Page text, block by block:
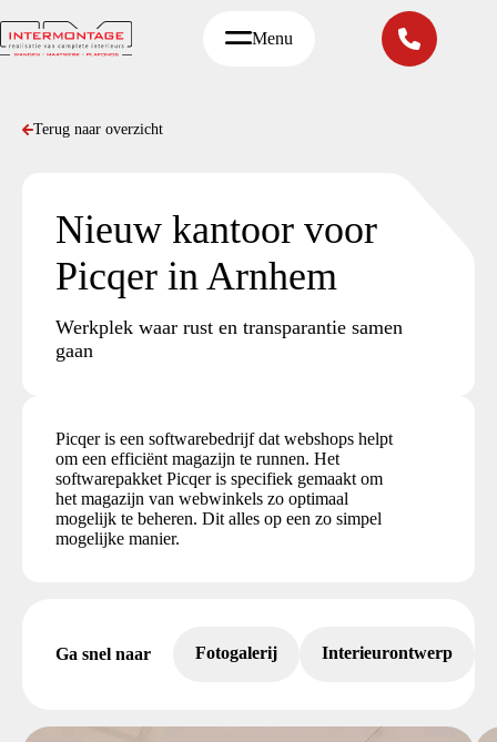
naar
de
Menu
Terug naar overzicht
Nieuw kantoor voor
Picqer in Arnhem
Werkplek waar rust en transparantie samen
gaan
Picqer is een softwarebedrijf dat webshops helpt
om een efficiënt magazijn te runnen. Het
softwarepakket Picqer is specifiek gemaakt om
het magazijn van webwinkels zo optimaal
mogelijk te beheren. Dit alles op een zo simpel
mogelijke manier.
Ga snel naar Fotogalerij Interieurontwerp